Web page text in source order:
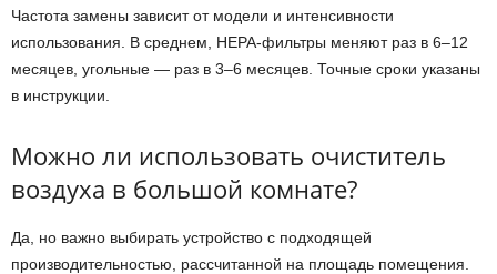
Частота замены зависит от модели и интенсивности
использования. В среднем, HEPA-фильтры меняют раз в 6–12
месяцев, угольные — раз в 3–6 месяцев. Точные сроки указаны
в инструкции.
Можно ли использовать очиститель
воздуха в большой комнате?
Да, но важно выбирать устройство с подходящей
производительностью, рассчитанной на площадь помещения.